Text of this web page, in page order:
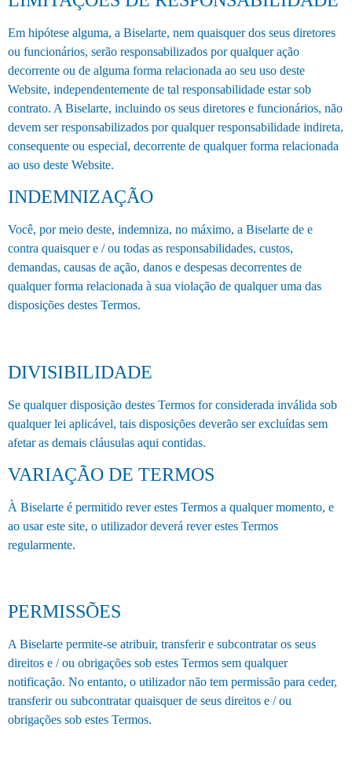
Em hipótese alguma, a Biselarte, nem quaisquer dos seus diretores
ou funcionários, serão responsabilizados por qualquer ação
decorrente ou de alguma forma relacionada ao seu uso deste
Website, independentemente de tal responsabilidade estar sob
contrato. A Biselarte, incluindo os seus diretores e funcionários, não
devem ser responsabilizados por qualquer responsabilidade indireta,
consequente ou especial, decorrente de qualquer forma relacionada
ao uso deste Website.
INDEMNIZAÇÃO
Você, por meio deste, indemniza, no máximo, a Biselarte de e
contra quaisquer e / ou todas as responsabilidades, custos,
demandas, causas de ação, danos e despesas decorrentes de
qualquer forma relacionada à sua violação de qualquer uma das
disposições destes Termos.
DIVISIBILIDADE
Se qualquer disposição destes Termos for considerada inválida sob
qualquer lei aplicável, tais disposições deverão ser excluídas sem
afetar as demais cláusulas aqui contidas.
VARIAÇÃO DE TERMOS
À Biselarte é permitido rever estes Termos a qualquer momento, e
ao usar este site, o utilizador deverá rever estes Termos
regularmente.
PERMISSÕES
A Biselarte permite-se atribuir, transferir e subcontratar os seus
direitos e / ou obrigações sob estes Termos sem qualquer
notificação. No entanto, o utilizador não tem permissão para ceder,
transferir ou subcontratar quaisquer de seus direitos e / ou
obrigações sob estes Termos.